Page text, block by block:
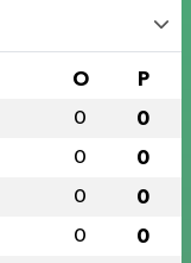
O P
0 0
0 0
0 0
0 0